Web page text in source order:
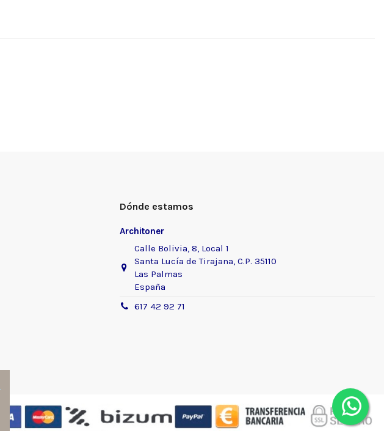
Dónde estamos
Architoner
Calle Bolivia, 8, Local 1
Santa Lucía de Tirajana, C.P. 35110
Las Palmas
España
617 42 92 71